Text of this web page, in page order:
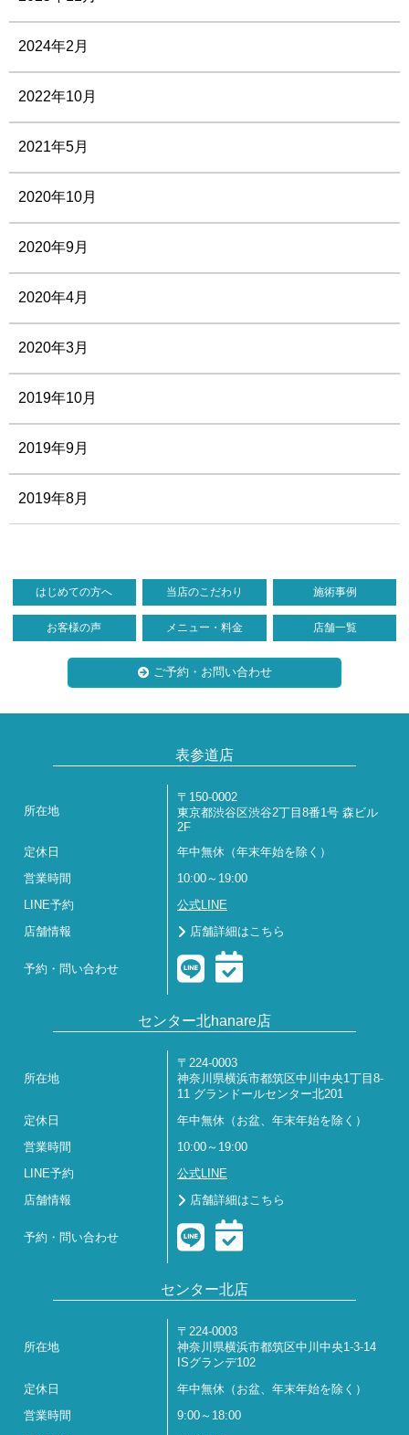
2024年2月
2022年10月
2021年5月
2020年10月
2020年9月
2020年4月
2020年3月
2019年10月
2019年9月
2019年8月
はじめての方へ 当店のこだわり 施術事例
お客様の声 メニュー・料金 店舗一覧
ご予約・お問い合わせ
表参道店
所在地
〒150-0002
東京都渋谷区渋谷2丁目8番1号 森ビル
2F
定休日
年中無休（年末年始を除く）
営業時間 10:00～19:00
LINE予約 公式LINE
店舗情報 店舗詳細はこちら
予約・問い合わせ
センター北hanare店
所在地
〒224-0003
神奈川県横浜市都筑区中川中央1丁目8-
11 グランドールセンター北201
定休日 年中無休（お盆、年末年始を除く）
営業時間 10:00～19:00
LINE予約 公式LINE
店舗情報 店舗詳細はこちら
予約・問い合わせ
センター北店
所在地
〒224-0003
神奈川県横浜市都筑区中川中央1-3-14
ISグランデ102
定休日 年中無休（お盆、年末年始を除く）
営業時間 9:00～18:00